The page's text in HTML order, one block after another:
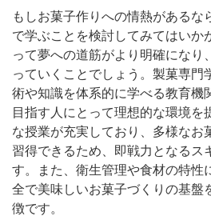
もしお菓子作りへの情熱があるな
で学ぶことを検討してみてはいか
って夢への道筋がより明確になり
っていくことでしょう。製菓専門
術や知識を体系的に学べる教育機
目指す人にとって理想的な環境を
な授業が充実しており、多様なお
習得できるため、即戦力となるス
す。また、衛生管理や食材の特性
全で美味しいお菓子づくりの基盤
徴です。